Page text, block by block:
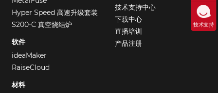
Hyper Speed 高速升级套装
S200-C 真空烧结炉
软件
ideaMaker
RaiseCloud
材料
技术支持中心
下载中心
直播培训
产品注册
技术支持